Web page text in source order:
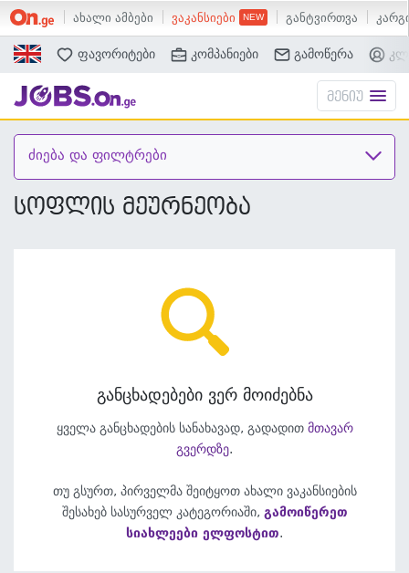
ახალი ამბები ვაკანსიები განტვირთვა
ძებნა
ფავორიტები კომპანიები გამოწერა
მენიუ
ძიება და ფილტრები
სოფლის მეურნეობა
განცხადებები ვერ მოიძებნა
ყველა განცხადების სანახავად, გადადით მთავარ
გვერდზე.
თუ გსურთ, პირველმა შეიტყოთ ახალი ვაკანსიების
შესახებ სასურველ კატეგორიაში, გამოიწერეთ
სიახლეები ელფოსტით.